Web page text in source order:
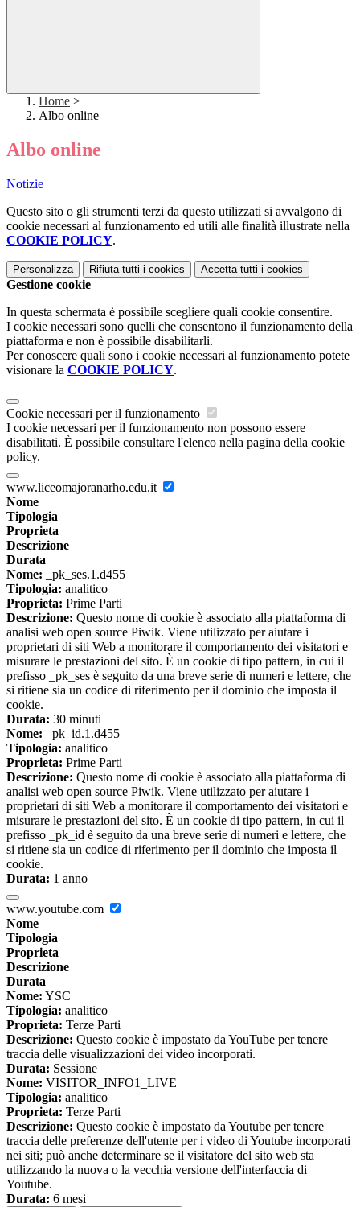
Home >
Albo online
Albo online
Notizie
Questo sito o gli strumenti terzi da questo utilizzati si avvalgono di
cookie necessari al funzionamento ed utili alle finalità illustrate nella
COOKIE POLICY.
Personalizza Rifiuta tutti i cookies Accetta tutti i cookies
Gestione cookie
In questa schermata è possibile scegliere quali cookie consentire.
I cookie necessari sono quelli che consentono il funzionamento della
piattaforma e non è possibile disabilitarli.
Per conoscere quali sono i cookie necessari al funzionamento potete
visionare la COOKIE POLICY.
Cookie necessari per il funzionamento
I cookie necessari per il funzionamento non possono essere
disabilitati. È possibile consultare l'elenco nella pagina della cookie
policy.
www.liceomajoranarho.edu.it
Nome
Tipologia
Proprieta
Descrizione
Durata
Nome: _pk_ses.1.d455
Tipologia: analitico
Proprieta: Prime Parti
Descrizione: Questo nome di cookie è associato alla piattaforma di
analisi web open source Piwik. Viene utilizzato per aiutare i
proprietari di siti Web a monitorare il comportamento dei visitatori e
misurare le prestazioni del sito. È un cookie di tipo pattern, in cui il
prefisso _pk_ses è seguito da una breve serie di numeri e lettere, che
si ritiene sia un codice di riferimento per il dominio che imposta il
cookie.
Durata: 30 minuti
Nome: _pk_id.1.d455
Tipologia: analitico
Proprieta: Prime Parti
Descrizione: Questo nome di cookie è associato alla piattaforma di
analisi web open source Piwik. Viene utilizzato per aiutare i
proprietari di siti Web a monitorare il comportamento dei visitatori e
misurare le prestazioni del sito. È un cookie di tipo pattern, in cui il
prefisso _pk_id è seguito da una breve serie di numeri e lettere, che
si ritiene sia un codice di riferimento per il dominio che imposta il
cookie.
Durata: 1 anno
www.youtube.com
Nome
Tipologia
Proprieta
Descrizione
Durata
Nome: YSC
Tipologia: analitico
Proprieta: Terze Parti
Descrizione: Questo cookie è impostato da YouTube per tenere
traccia delle visualizzazioni dei video incorporati.
Durata: Sessione
Nome: VISITOR_INFO1_LIVE
Tipologia: analitico
Proprieta: Terze Parti
Descrizione: Questo cookie è impostato da Youtube per tenere
traccia delle preferenze dell'utente per i video di Youtube incorporati
nei siti; può anche determinare se il visitatore del sito web sta
utilizzando la nuova o la vecchia versione dell'interfaccia di
Youtube.
Durata: 6 mesi